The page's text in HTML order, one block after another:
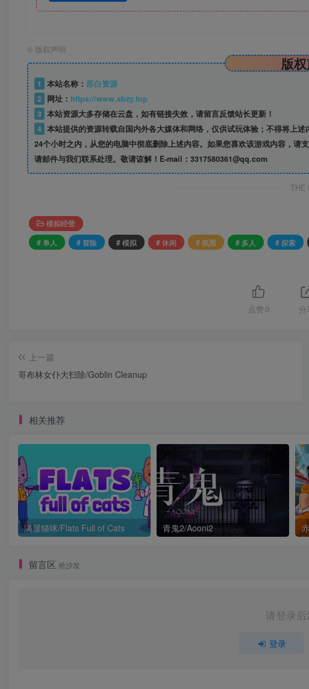
© 版权声明
版
1 本站名称： 苏白资源
2
网址： https://www.sbzy.top
3 本站资源大多存储在云盘，如有链接失效，请留言反馈站长更新！
4 本站提供的资源转载自国内外各大媒体和网络，仅供试玩体验；不得将上
24个小时之内，从您的电脑中彻底删除上述内容。如果您喜欢该游戏内容，
请邮件与我们联系处理。敬请谅解！E-mail：3317580361@qq.com
THE
模拟经营
# 单人
# 冒险 # 模拟 # 休闲 # 氛围 # 多人 # 探索
点赞 0 分
上一篇
哥布林女仆大扫除/Goblin Cleanup
相关推荐
满屋猫咪/Flats Full of Cats 青鬼2/Aooni2
留言区 抢沙发
请登录
登录